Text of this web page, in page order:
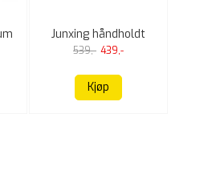
Junxing håndholdt
buepresse
539,- 439,-
Kjøp